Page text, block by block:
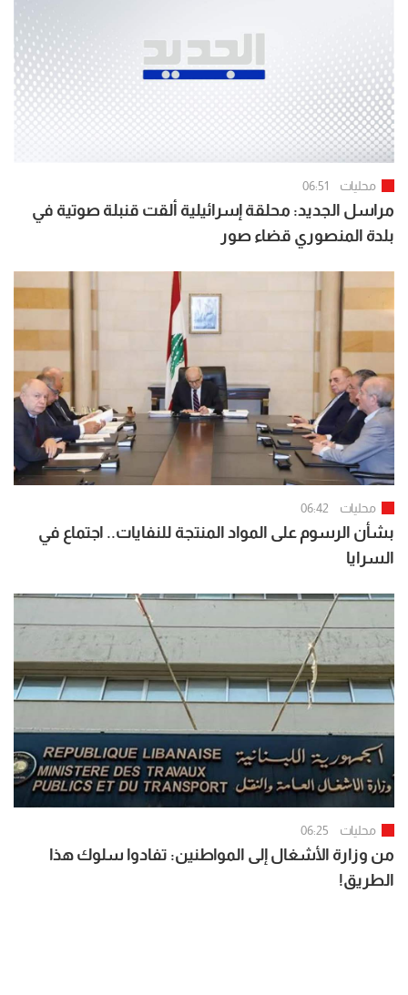
محليات 06:51
مراسل الجديد: محلقة إسرائيلية ألقت قنبلة صوتية في
بلدة المنصوري قضاء صور
محليات 06:42
بشأن الرسوم على المواد المنتجة للنفايات.. اجتماع في
السرايا
محليات 06:25
من وزارة الأشغال إلى المواطنين: تفادوا سلوك هذا
الطريق!